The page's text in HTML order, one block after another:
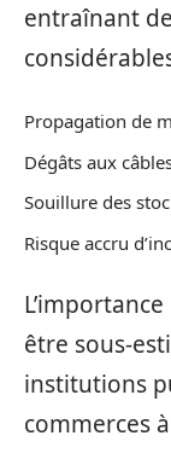
entraînant
Propagation de
Dégâts aux
Souillure des
Risque accru
être sous-
institutions
commerces